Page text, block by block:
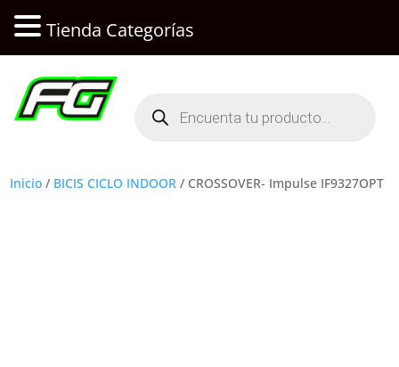
productos
Inicio / BICIS CICLO INDOOR / CROSSOVER- Impulse IF9327OPT
Tienda Categorías